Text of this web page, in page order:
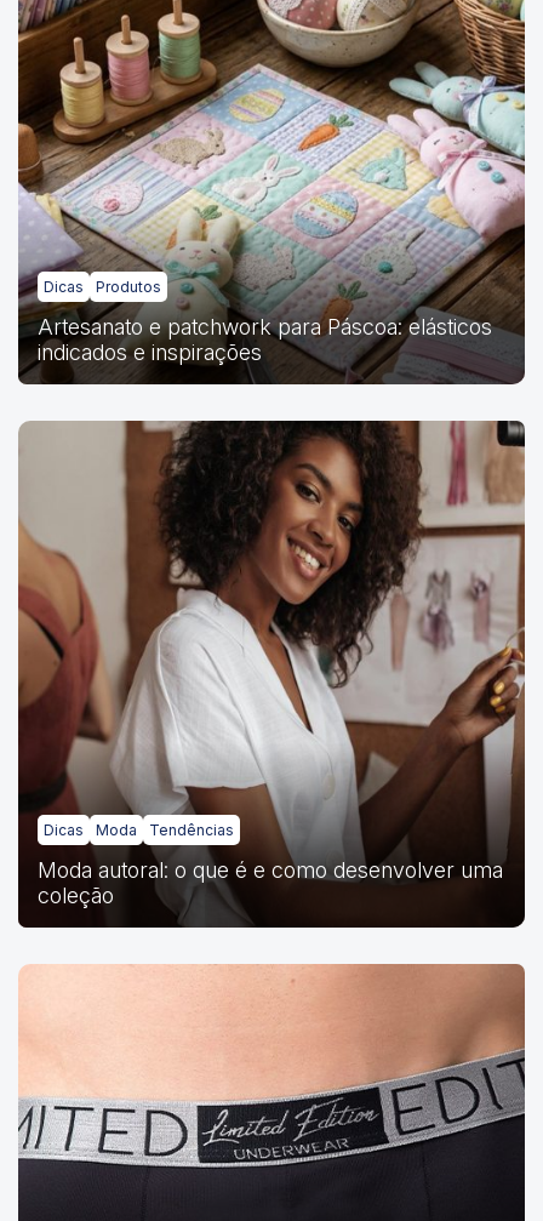
Dicas Produtos
Artesanato e patchwork para Páscoa: elásticos
indicados e inspirações
Dicas Moda Tendências
Moda autoral: o que é e como desenvolver uma
coleção